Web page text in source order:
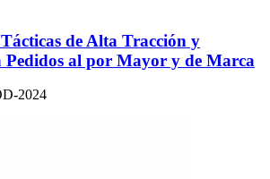
de Alta Tracción y
Pedidos al por Mayor y de Marca
2024